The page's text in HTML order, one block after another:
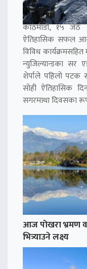
काठमाडौं, १५ जेठ
ऐतिहासिक सफल
विविध
न्युजिल्यान्डका सर
शेर्पाले पहिलो
सोही ऐतिहासिक
सगरमाथा दिवसका
आज पोखरा भ्रमण
भित्र्याउने लक्ष्य